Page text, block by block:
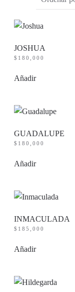
JOSHUA
$ 180,000
Añadir
GUADALUPE
$ 180,000
Añadir
INMACULADA
$ 185,000
Añadir